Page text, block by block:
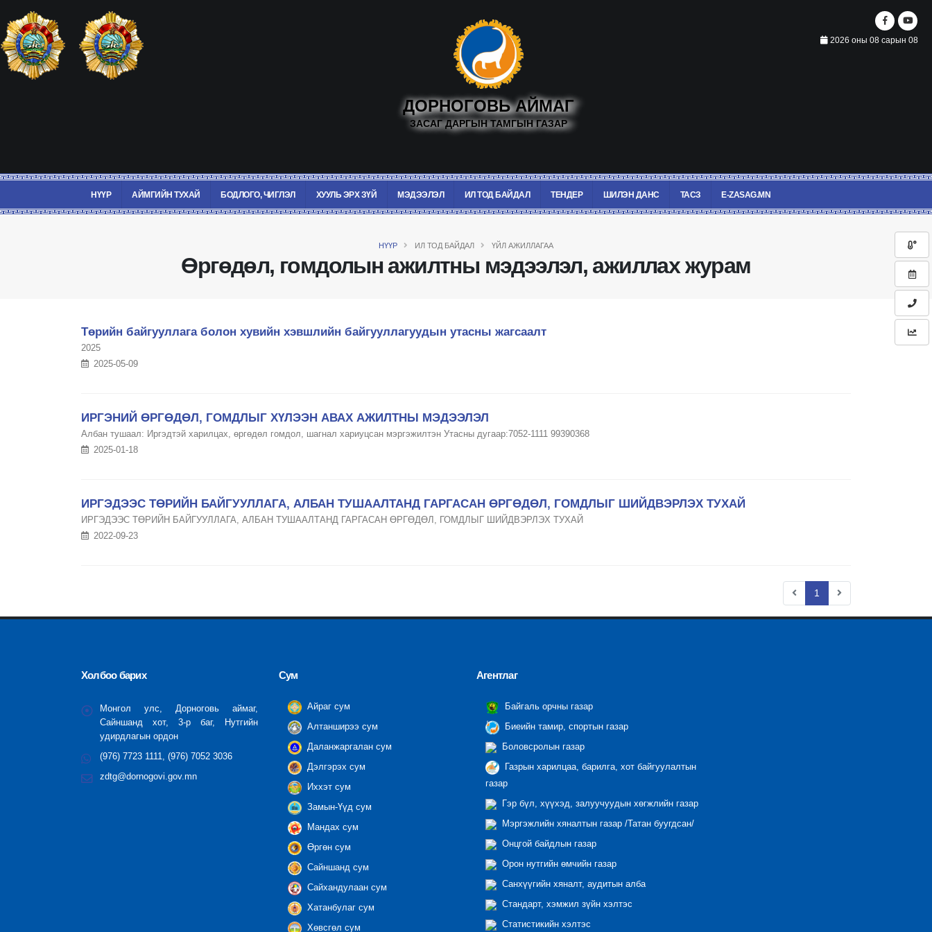
2026 оны 08 сарын 08
ДОРНОГОВЬ АЙМАГ
ЗАСАГ ДАРГЫН ТАМГЫН ГАЗАР
НҮҮР АЙМГИЙН ТУХАЙ БОДЛОГО, ЧИГЛЭЛ ХУУЛЬ ЭРХ ЗҮЙ МЭДЭЭЛЭЛ ИЛ ТОД БАЙДАЛ ТЕНДЕР ШИЛЭН ДАНС ТАСЗ E-ZASAG.MN
НҮҮР ИЛ ТОД БАЙДАЛ ҮЙЛ АЖИЛЛАГАА
Өргөдөл, гомдолын ажилтны мэдээлэл, ажиллах журам
Төрийн байгууллага болон хувийн хэвшлийн байгууллагуудын утасны жагсаалт
2025
2025-05-09
ИРГЭНИЙ ӨРГӨДӨЛ, ГОМДЛЫГ ХҮЛЭЭН АВАХ АЖИЛТНЫ МЭДЭЭЛЭЛ
Албан тушаал: Иргэдтэй харилцах, өргөдөл гомдол, шагнал хариуцсан мэргэжилтэн Утасны дугаар:7052-1111 99390368
2025-01-18
ИРГЭДЭЭС ТӨРИЙН БАЙГУУЛЛАГА, АЛБАН ТУШААЛТАНД ГАРГАСАН ӨРГӨДӨЛ, ГОМДЛЫГ ШИЙДВЭРЛЭХ ТУХАЙ
ИРГЭДЭЭС ТӨРИЙН БАЙГУУЛЛАГА, АЛБАН ТУШААЛТАНД ГАРГАСАН ӨРГӨДӨЛ, ГОМДЛЫГ ШИЙДВЭРЛЭХ ТУХАЙ
2022-09-23
1
Холбоо барих
Монгол улс, Дорноговь аймаг,
Сайншанд хот, 3-р баг, Нутгийн
удирдлагын ордон
(976) 7723 1111, (976) 7052 3036
zdtg@dornogovi.gov.mn
Сум
Айраг сум
Алтанширээ сум
Даланжаргалан сум
Дэлгэрэх сум
Иххэт сум
Замын-Үүд сум
Мандах сум
Өргөн сум
Сайншанд сум
Сайхандулаан сум
Хатанбулаг сум
Хөвсгөл сум
Агентлаг
Байгаль орчны газар
Биеийн тамир, спортын газар
Боловсролын газар
Газрын харилцаа, барилга, хот байгуулалтын
газар
Гэр бүл, хүүхэд, залуучуудын хөгжлийн газар
Мэргэжлийн хяналтын газар /Татан буугдсан/
Онцгой байдлын газар
Орон нутгийн өмчийн газар
Санхүүгийн хяналт, аудитын алба
Стандарт, хэмжил зүйн хэлтэс
Статистикийн хэлтэс